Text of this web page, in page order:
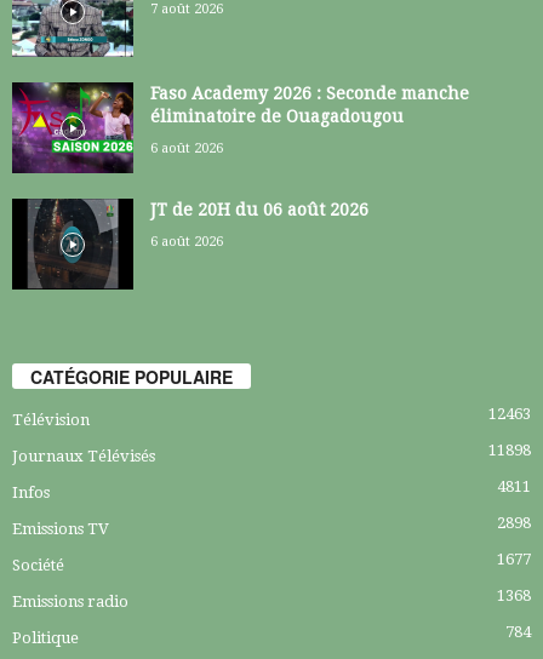
7 août 2026
Faso Academy 2026 : Seconde manche
éliminatoire de Ouagadougou
6 août 2026
JT de 20H du 06 août 2026
6 août 2026
CATÉGORIE POPULAIRE
Télévision 12463
Journaux Télévisés 11898
Infos 4811
Emissions TV 2898
Société 1677
Emissions radio 1368
Politique 784